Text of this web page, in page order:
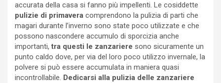
accurata della casa si fanno più impellenti. Le cosiddette
pulizie di primavera comprendono la pulizia di parti che
magari durante l’inverno sono state poco utilizzate e che
possono nascondere accumulo di sporcizia anche
importanti, tra questi le zanzariere sono sicuramente un
punto caldo dove, per via del loro poco utilizzo invernale, la
polvere si può essere accumulata in maniera quasi
incontrollabile. Dedicarsi alla pulizia delle zanzariere